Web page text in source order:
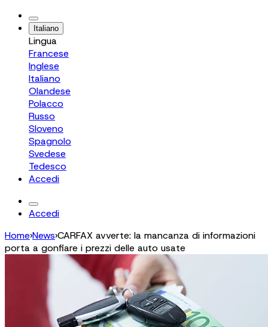
Italiano
Lingua
Francese
Inglese
Italiano
Olandese
Polacco
Russo
Sloveno
Spagnolo
Svedese
Tedesco
Accedi
Accedi
Home›News›CARFAX avverte: la mancanza di informazioni
porta a gonfiare i prezzi delle auto usate